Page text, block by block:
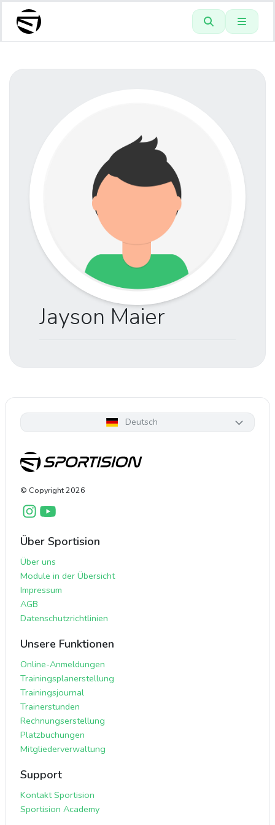
Jayson Maier
Deutsch
© Copyright2026
Über Sportision
Über uns
Module in der Übersicht
Impressum
AGB
Datenschutzrichtlinien
Unsere Funktionen
Online-Anmeldungen
Trainingsplanerstellung
Trainingsjournal
Trainerstunden
Rechnungserstellung
Platzbuchungen
Mitgliederverwaltung
Support
Kontakt Sportision
Sportision Academy